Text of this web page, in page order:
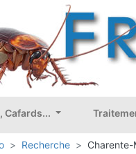
Cafards...
Recherche Charente-